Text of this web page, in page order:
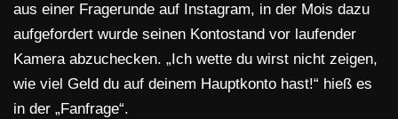
aus einer Fragerunde auf Instagram, in der Mois dazu
aufgefordert wurde seinen Kontostand vor laufender
Kamera abzuchecken. „Ich wette du wirst nicht zeigen,
wie viel Geld du auf deinem Hauptkonto hast!“ hieß es
in der „Fanfrage“.